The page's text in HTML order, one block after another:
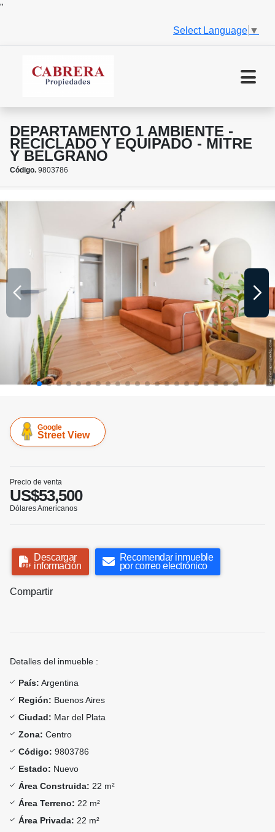
"
Select Language ▼
DEPARTAMENTO 1 AMBIENTE -
RECICLADO Y EQUIPADO - MITRE
Y BELGRANO
Código. 9803786
Google
Street View
Precio de venta
US$53,500
Dólares Americanos
Descargar
información
Recomendar inmueble
por correo electrónico
Compartir
Detalles del inmueble :
País: Argentina
Región: Buenos Aires
Ciudad: Mar del Plata
Zona: Centro
Código: 9803786
Estado: Nuevo
Área Construida: 22 m²
Área Terreno: 22 m²
Área Privada: 22 m²